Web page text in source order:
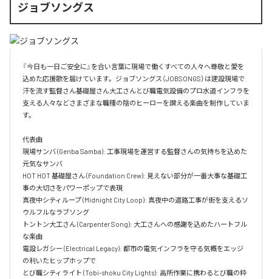
ジョブソングス
『今日も一日ご安全に』を合い言葉に現場で働くすべての人々へ尊敬と愛を
込めた応援歌を届けています。ジョブソングス（JOBSONGS）は建設現場で
汗を流す監督さん基礎屋さん大工さんとび職電気設備のプロ水道インフラを
支える人々などさまざまな職種の陰のヒーローを讃える楽曲を制作していま
す。
代表曲
現場サンバ (Genba Samba): 工事現場を運営する監督さんの気持ちを込めた
元気なサンバ
HOT HOT 基礎屋さん (Foundation Crew): 見えない部分が一番大事な基礎工
事の大切さをパワーポップで表現
真夜中シティループ (Midnight City Loop): 真夜中の道路工事が街を支えるソ
ウルフルなラブソング
トントン大工さん (Carpenter Song): 大工さんへの感謝を込めたハートフル
な楽曲
電設レガシー (Electrical Legacy): 都市の電気インフラを守る気概をエッジ
の利いたヒップホップで
とび職シティライト (Tobi-shoku City Lights): 高所作業に携わるとび職の粋